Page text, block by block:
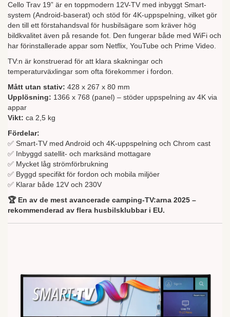
Cello Trav 19” är en toppmodern 12V-TV med inbyggt Smart-
system (Android-baserat) och stöd för 4K-uppspelning, vilket gör
den till ett förstahandsval för husbilsägare som kräver hög
bildkvalitet även på resande fot. Den fungerar både med WiFi och
har förinstallerade appar som Netflix, YouTube och Prime Video.
TV:n är konstruerad för att klara skakningar och
temperaturväxlingar som ofta förekommer i fordon.
Mått utan stativ: 428 x 267 x 80 mm
Upplösning: 1366 x 768 (panel) – stöder uppspelning av 4K via
appar
Vikt: ca 2,5 kg
Fördelar:
✅ Smart-TV med Android och 4K-uppspelning och Chrom cast
✅ Inbyggd satellit- och marksänd mottagare
✅ Mycket låg strömförbrukning
✅ Byggd specifikt för fordon och mobila miljöer
✅ Klarar både 12V och 230V
🏆 En av de mest avancerade camping-TV:arna 2025 –
rekommenderad av flera husbilsklubbar i EU.